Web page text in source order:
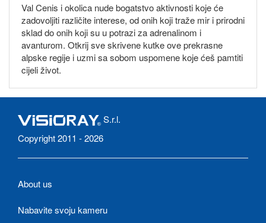
Val Cenis i okolica nude bogatstvo aktivnosti koje će
zadovoljiti različite interese, od onih koji traže mir i prirodni
sklad do onih koji su u potrazi za adrenalinom i
avanturom. Otkrij sve skrivene kutke ove prekrasne
alpske regije i uzmi sa sobom uspomene koje ćeš pamtiti
cijeli život.
S.r.l.
Copyright 2011 - 2026
About us
Nabavite svoju kameru